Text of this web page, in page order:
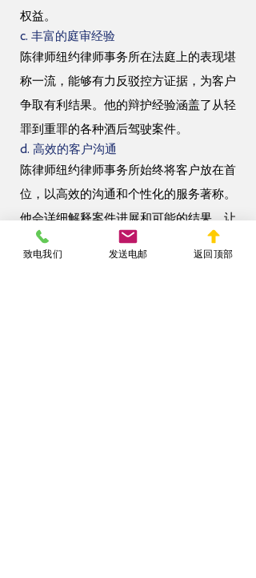
权益。
c. 丰富的庭审经验
陈律师纽约律师事务所在法庭上的表现堪
称一流，能够有力反驳控方证据，为客户
争取有利结果。他的辩护经验涵盖了从轻
罪到重罪的各种酒后驾驶案件。
d. 高效的客户沟通
陈律师纽约律师事务所始终将客户放在首
位，以高效的沟通和个性化的服务著称。
他会详细解释案件进展和可能的结果，让
客户在整个过程中始终感到安心。
致电我们 发送电邮 返回顶部